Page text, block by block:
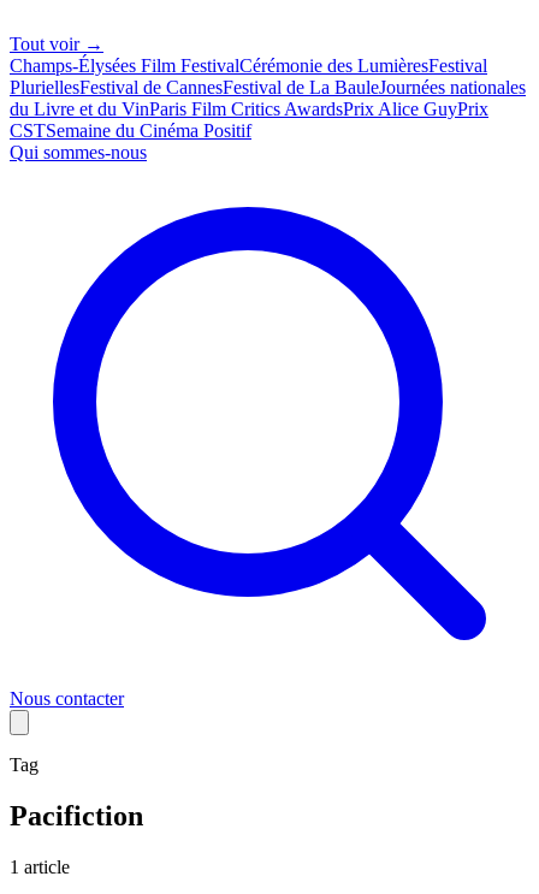
Tout voir →
Champs-Élysées Film FestivalCérémonie des LumièresFestival
PluriellesFestival de CannesFestival de La BauleJournées nationales
du Livre et du VinParis Film Critics AwardsPrix Alice GuyPrix
CSTSemaine du Cinéma Positif
Qui sommes-nous
Nous contacter
Tag
Pacifiction
1 article